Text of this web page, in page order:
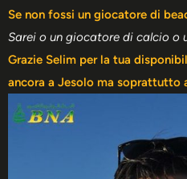
Se non fossi un giocatore di
Sarei o un giocatore di calcio o
Grazie Selim per la tua
ancora a Jesolo ma soprattutto